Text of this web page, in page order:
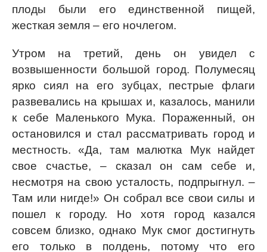
плоды были его единственной пищей,
жесткая земля – его ночлегом.
Утром на третий, день он увидел с
возвышенности большой город. Полумесяц
ярко сиял на его зубцах, пестрые флаги
развевались на крышах и, казалось, манили
к себе Маленького Мука. Пораженный, он
остановился и стал рассматривать город и
местность. «Да, там малютка Мук найдет
свое счастье, – сказал он сам себе и,
несмотря на свою усталость, подпрыгнул. –
Там или нигде!» Он собрал все свои силы и
пошел к городу. Но хотя город казался
совсем близко, однако Мук смог достигнуть
его только в полдень, потому что его